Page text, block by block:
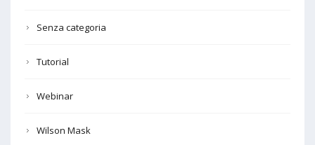
Senza categoria
Tutorial
Webinar
Wilson Mask